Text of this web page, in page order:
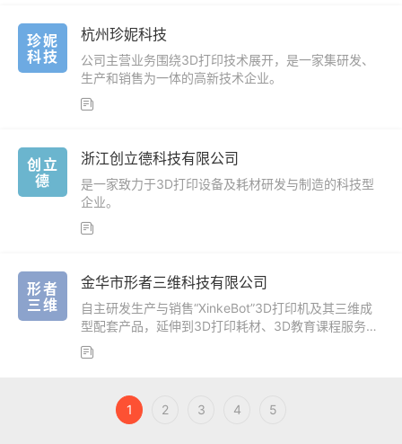
珍妮
科技
杭州珍妮科技
公司主营业务围绕3D打印技术展开，是一家集研发、
生产和销售为一体的高新技术企业。

创立
德
浙江创立德科技有限公司
是一家致力于3D打印设备及耗材研发与制造的科技型
企业。

形者
三维
​金华市形者三维科技有限公司
自主研发生产与销售“XinkeBot”3D打印机及其三维成
型配套产品，延伸到3D打印耗材、3D教育课程服务、
3D网络云平台服务及3D打印一体化服务等。

1 2 3 4 5